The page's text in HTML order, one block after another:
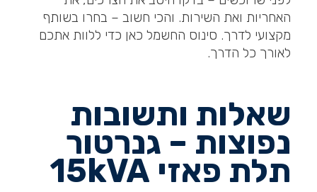
האחריות ואת השירות. והכי חשוב – בחרו בשותף
מקצועי לדרך. סינוס החשמל כאן כדי ללוות אתכם
לאורך כל הדרך.
שאלות ותשובות
נפוצות – גנרטור
תלת פאזי 15 kVA